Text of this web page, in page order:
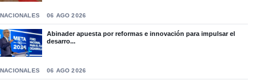
NACIONALES 06 AGO 2026
Abinader apuesta por reformas e innovación para impulsar el
desarro...
NACIONALES 06 AGO 2026